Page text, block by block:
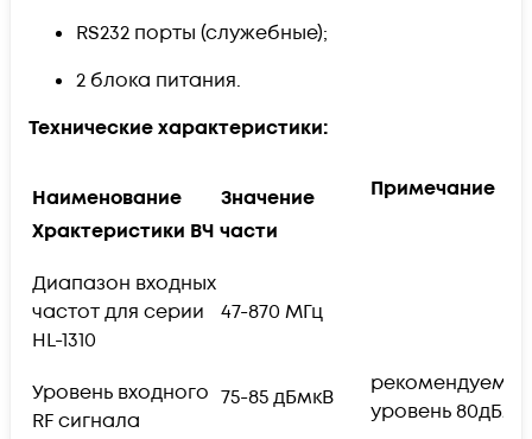
RS232 порты (служебные);
2 блока питания.
Технические характеристики:
Наименование Значение
Примечание
Храктеристики ВЧ части
Диапазон входных
частот для серии
HL-1310
47-870 МГц
Уровень входного
RF сигнала
75-85 дБмкВ
рекомендуемый
уровень